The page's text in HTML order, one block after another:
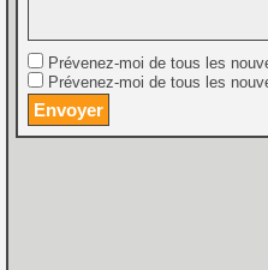
Prévenez-moi de tous les
Prévenez-moi de tous les